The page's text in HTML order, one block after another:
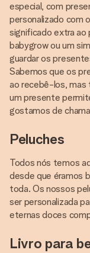
especial, com
personalizado com
significado extra ao
babygrow ou um
guardar os
Sabemos que os
ao recebê-los, mas
um presente
gostamos de
Peluches
Todos nós temos
desde que éramos
toda. Os nossos
ser personalizada
eternas doces
Livro para